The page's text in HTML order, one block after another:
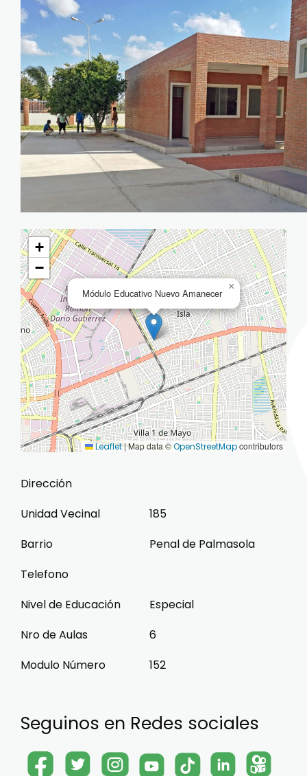
Módulo Educativo Nuevo Amanecer
×
+
−
Leaflet|Map data ©OpenStreetMapcontributors
Dirección
Unidad Vecinal
185
Barrio
Penal de Palmasola
Telefono
Nivel de Educación
Especial
Nro de Aulas
6
Modulo Número
152
Seguinos en Redes sociales